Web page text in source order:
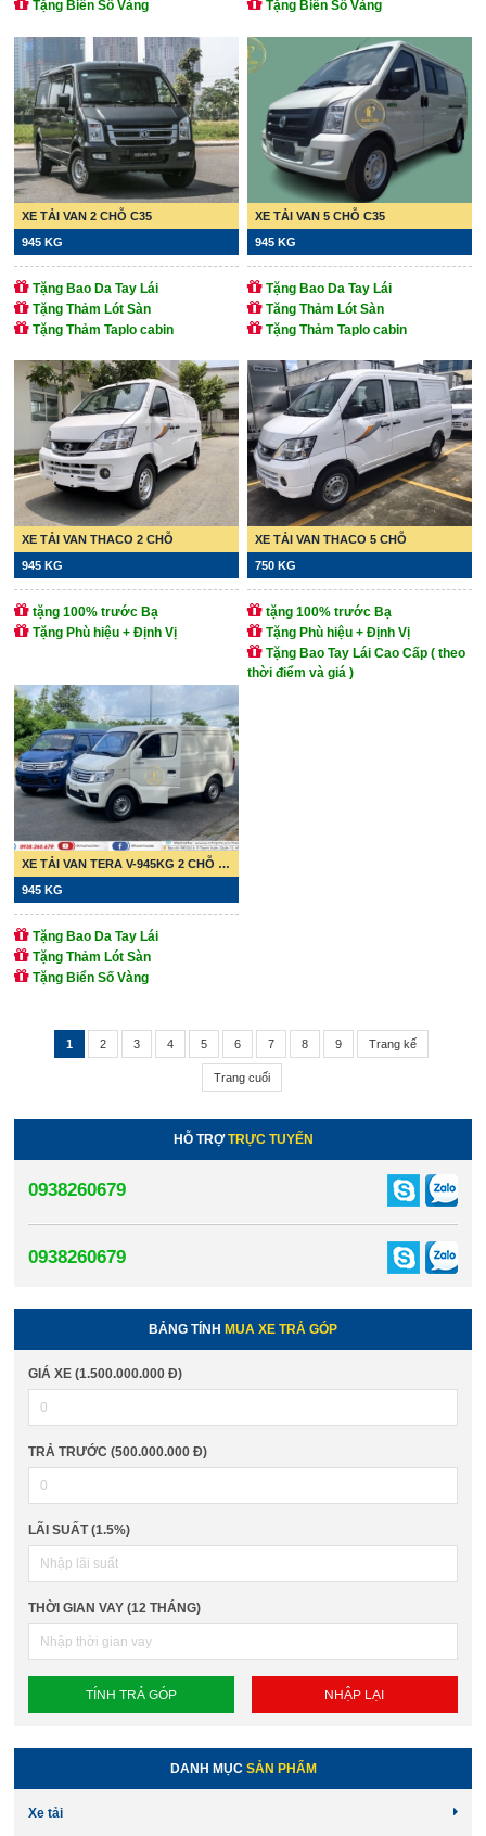
Tặng Biển Số Vàng Tặng Biển Số Vàng
XE TẢI VAN 2 CHỖ C35
945 KG
Tặng Bao Da Tay Lái
Tặng Thảm Lót Sàn
Tặng Thảm Taplo cabin
XE TẢI VAN 5 CHỖ C35
945 KG
Tặng Bao Da Tay Lái
Tăng Thảm Lót Sàn
Tặng Thảm Taplo cabin
XE TẢI VAN THACO 2 CHỖ
945 KG
tặng 100% trước Bạ
Tặng Phù hiệu + Định Vị
XE TẢI VAN THACO 5 CHỖ
750 KG
tặng 100% trước Bạ
Tặng Phù hiệu + Định Vị
Tặng Bao Tay Lái Cao Cấp ( theo
thời điểm và giá )
XE TẢI VAN TERA V-945KG 2 CHỖ NGỒI
945 KG
Tặng Bao Da Tay Lái
Tặng Thảm Lót Sàn
Tặng Biển Số Vàng
1 2 3 4 5 6 7 8 9 Trang kế
Trang cuối
HỖ TRỢTRỰC TUYẾN
0938260679
0938260679
BẢNG TÍNH MUA XE TRẢ GÓP
GIÁ XE (1.500.000.000 Đ)
TRẢ TRƯỚC (500.000.000 Đ)
LÃI SUẤT (1.5%)
THỜI GIAN VAY (12 THÁNG)
DANH MỤC SẢN PHẨM
Xe tải